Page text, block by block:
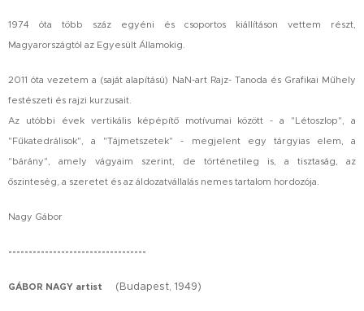
1974 óta több száz egyéni és csoportos kiállításon vettem részt,
Magyarországtól az Egyesült Államokig.
2011 óta vezetem a (saját alapítású) NaN-art Rajz- Tanoda és Grafikai Műhely
festészeti és rajzi kurzusait.
Az utóbbi évek vertikális képépítő motívumai között - a "Létoszlop", a
"Fűkatedrálisok", a "Tájmetszetek" - megjelent egy tárgyias elem, a
"bárány", amely vágyaim szerint, de történetileg is, a tisztaság, az
őszinteség, a szeretet és az áldozatvállalás nemes tartalom hordozója.
Nagy Gábor
----------------------------------
GÁBOR NAGY artist (Budapest, 1949)